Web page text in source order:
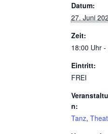
Datum:
27. Juni
Zeit:
18:00 Uhr
Eintritt:
FREI
n:
Tanz,